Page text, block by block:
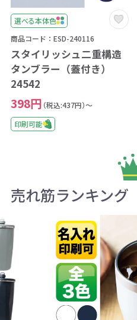
選べる本体色
商品コード：ESD-240116
スタイリッシュ二重構造
タンブラー（蓋付き）
24542
398円 （税込:437円）～
印刷可能
売れ筋ランキング